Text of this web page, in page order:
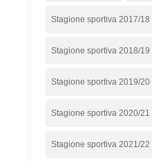
Stagione sportiva 2017/18
Stagione sportiva 2018/19
Stagione sportiva 2019/20
Stagione sportiva 2020/21
Stagione sportiva 2021/22